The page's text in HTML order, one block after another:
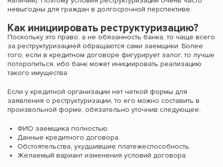
невыгодны для граждан в долгосрочной перспективе.
Как инициировать реструктуризацию?
Поскольку это право, а не обязанность банка, то чаще всего
за реструктуризацией обращаются сами заемщики. Более
того, если в кредитном договоре фигурирует залог, то лучше
поторопиться, ибо банк может инициировать реализацию
такого имущества.
Если у кредитной организации нет четкой формы для
заявления о реструктуризации, то его можно составить в
произвольной форме, обязательно уточнив следующее:
ФИО заемщика полностью.
Данные кредитного договора.
Обстоятельства, ухудшившие платежеспособность.
Желаемый вариант изменения условий договора.